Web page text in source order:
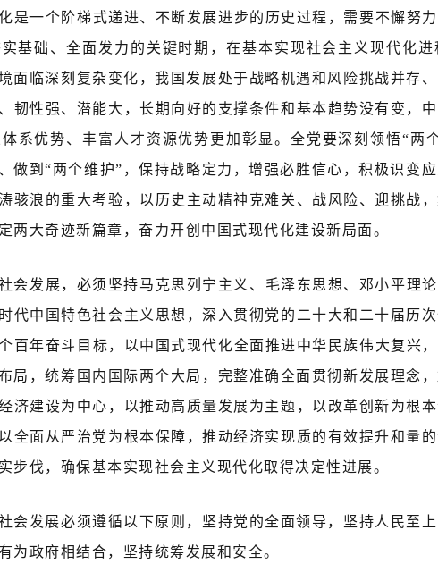
是一个阶梯式递进、不断发展进步的历史过程，需要不懈努
基础、全面发力的关键时期，在基本实现社会主义现代化
面临深刻复杂变化，我国发展处于战略机遇和风险挑战并存
韧性强、潜能大，长期向好的支撑条件和基本趋势没有变，
系优势、丰富人才资源优势更加彰显。全党要深刻领悟“两
做到“两个维护”，保持战略定力，增强必胜信心，积极识变
骇浪的重大考验，以历史主动精神克难关、战风险、迎挑战
两大奇迹新篇章，奋力开创中国式现代化建设新局面。
会发展，必须坚持马克思列宁主义、毛泽东思想、邓小平理
代中国特色社会主义思想，深入贯彻党的二十大和二十届历
百年奋斗目标，以中国式现代化全面推进中华民族伟大复兴
局，统筹国内国际两个大局，完整准确全面贯彻新发展理念
济建设为中心，以推动高质量发展为主题，以改革创新为根
全面从严治党为根本保障，推动经济实现质的有效提升和量
步伐，确保基本实现社会主义现代化取得决定性进展。
会发展必须遵循以下原则，坚持党的全面领导，坚持人民至
为政府相结合，坚持统筹发展和安全。